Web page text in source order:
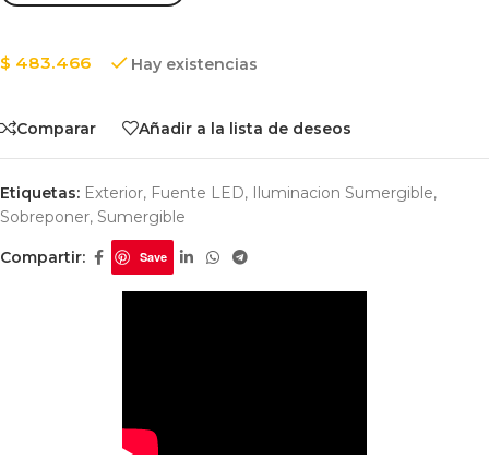
$ 483.466 Hay existencias
Comparar Añadir a la lista de deseos
Etiquetas: Exterior, Fuente LED, Iluminacion Sumergible,
Sobreponer, Sumergible
Compartir: Save